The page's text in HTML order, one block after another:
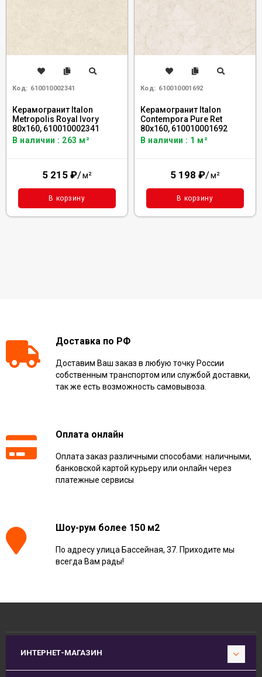
Код: 610010002341
Керамогранит Italon
Metropolis Royal Ivory
80x160, 610010002341
В наличии : 263 м²
5 215 ₽/м²
В корзину
Код: 610010001692
Керамогранит Italon
Contempora Pure Ret
80x160, 610010001692
В наличии : 1 м²
5 198 ₽/м²
В корзину
Доставка по РФ
Доставим Ваш заказ в любую точку России
собственным транспортом или службой доставки,
так же есть возможность самовывоза.
Оплата онлайн
Оплата заказ различными способами: наличными,
банковской картой курьеру или онлайн через
платежные сервисы
Шоу-рум более 150 м2
По адресу улица Бассейная, 37. Приходите мы
всегда Вам рады!
ИНТЕРНЕТ-МАГАЗИН